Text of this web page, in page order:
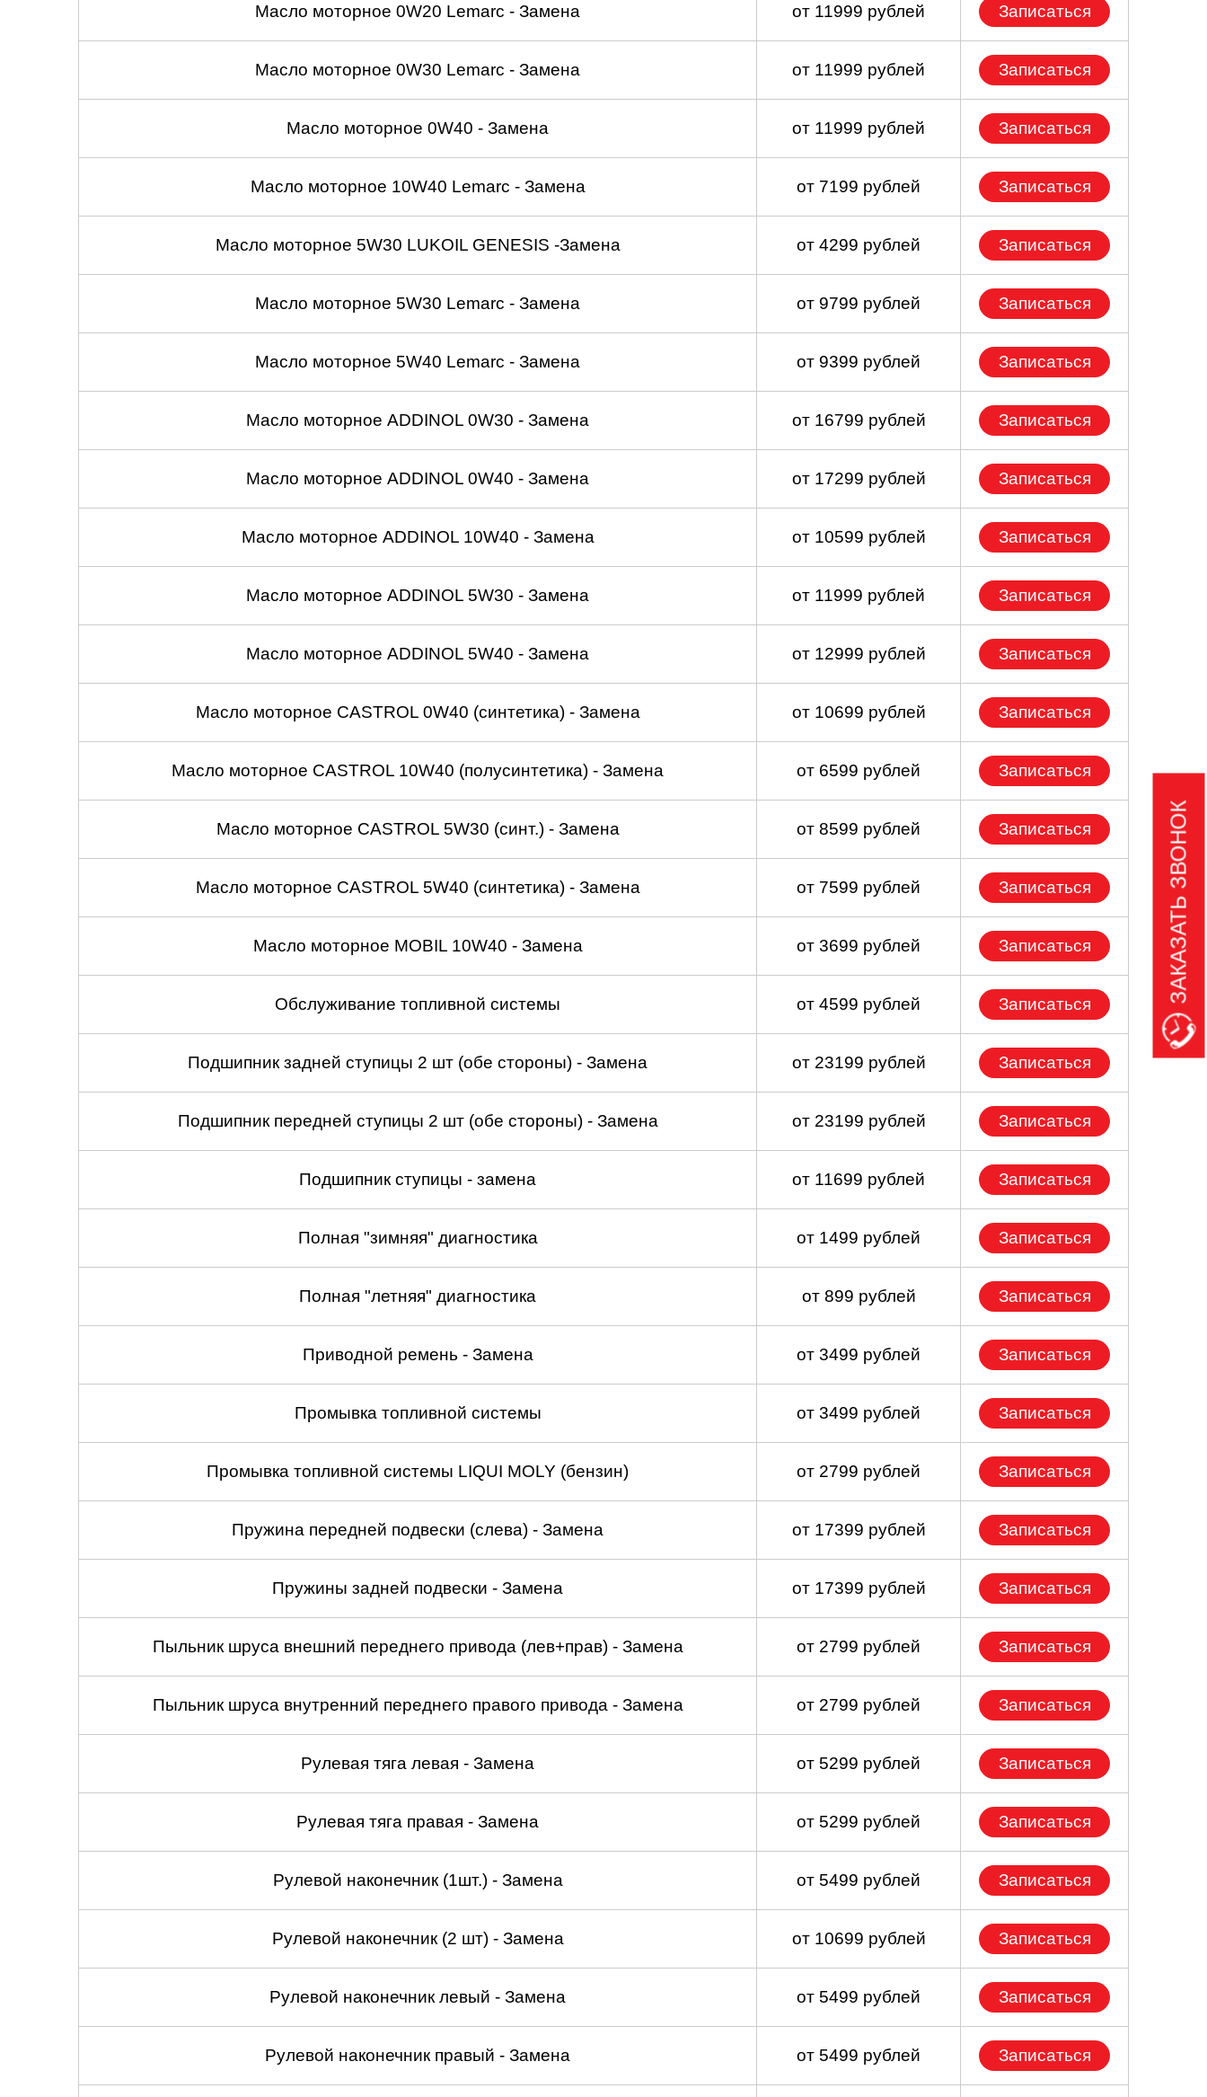
Масло моторное 0W20 Lemarc - Замена от 11999 рублей Записаться
Масло моторное 0W30 Lemarc - Замена от 11999 рублей Записаться
Масло моторное 0W40 - Замена от 11999 рублей Записаться
Масло моторное 10W40 Lemarc - Замена от 7199 рублей Записаться
Масло моторное 5W30 LUKOIL GENESIS -Замена от 4299 рублей Записаться
Масло моторное 5W30 Lemarc - Замена от 9799 рублей Записаться
Масло моторное 5W40 Lemarc - Замена от 9399 рублей Записаться
Масло моторное ADDINOL 0W30 - Замена от 16799 рублей Записаться
Масло моторное ADDINOL 0W40 - Замена от 17299 рублей Записаться
Масло моторное ADDINOL 10W40 - Замена от 10599 рублей Записаться
Масло моторное ADDINOL 5W30 - Замена от 11999 рублей Записаться
Масло моторное ADDINOL 5W40 - Замена от 12999 рублей Записаться
Масло моторное CASTROL 0W40 (синтетика) - Замена от 10699 рублей Записаться
Масло моторное CASTROL 10W40 (полусинтетика) - Замена от 6599 рублей Записаться
Масло моторное CASTROL 5W30 (синт.) - Замена от 8599 рублей Записаться
Масло моторное CASTROL 5W40 (синтетика) - Замена от 7599 рублей Записаться
Масло моторное MOBIL 10W40 - Замена от 3699 рублей Записаться
Обслуживание топливной системы от 4599 рублей Записаться
Подшипник задней ступицы 2 шт (обе стороны) - Замена от 23199 рублей Записаться
Подшипник передней ступицы 2 шт (обе стороны) - Замена от 23199 рублей Записаться
Подшипник ступицы - замена от 11699 рублей Записаться
Полная "зимняя" диагностика от 1499 рублей Записаться
Полная "летняя" диагностика от 899 рублей Записаться
Приводной ремень - Замена от 3499 рублей Записаться
Промывка топливной системы от 3499 рублей Записаться
Промывка топливной системы LIQUI MOLY (бензин) от 2799 рублей Записаться
Пружина передней подвески (слева) - Замена от 17399 рублей Записаться
Пружины задней подвески - Замена от 17399 рублей Записаться
Пыльник шруса внешний переднего привода (лев+прав) - Замена от 2799 рублей Записаться
Пыльник шруса внутренний переднего правого привода - Замена от 2799 рублей Записаться
Рулевая тяга левая - Замена от 5299 рублей Записаться
Рулевая тяга правая - Замена от 5299 рублей Записаться
Рулевой наконечник (1шт.) - Замена от 5499 рублей Записаться
Рулевой наконечник (2 шт) - Замена от 10699 рублей Записаться
Рулевой наконечник левый - Замена от 5499 рублей Записаться
Рулевой наконечник правый - Замена от 5499 рублей Записаться
ЗАКАЗАТЬ ЗВОНОК